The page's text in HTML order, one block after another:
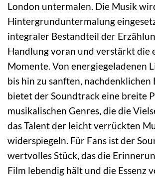
London untermalen. Die Musik
Hintergrunduntermalung
integraler Bestandteil der
Handlung voran und verstärkt die
Momente. Von energiegeladenen
bis hin zu sanften, nachdenklichen
bietet der Soundtrack eine breite
musikalischen Genres, die die
das Talent der leicht verrückten
widerspiegeln. Für Fans ist der
wertvolles Stück, das die
Film lebendig hält und die Essenz